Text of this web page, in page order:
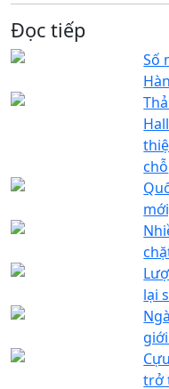
Đọc tiếp
Số
chỗ
lại
trở